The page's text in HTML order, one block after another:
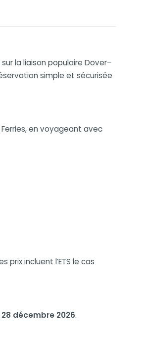
la liaison populaire Dover–
simple et sécurisée
en voyageant avec
prix incluent l’ETS le cas
28 décembre 2026.